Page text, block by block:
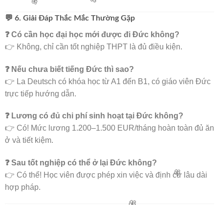
🌸
🌸
🌸
💬 6. Giải Đáp Thắc Mắc Thường Gặp
❓ Có cần học đại học mới được đi Đức không?
👉 Không, chỉ cần tốt nghiệp THPT là đủ điều kiện.
❓ Nếu chưa biết tiếng Đức thì sao?
👉 La Deutsch có khóa học từ A1 đến B1, có giáo viên Đức
trực tiếp hướng dẫn.
❓ Lương có đủ chi phí sinh hoạt tại Đức không?
👉 Có! Mức lương 1.200–1.500 EUR/tháng hoàn toàn đủ ăn
ở và tiết kiệm.
❓ Sau tốt nghiệp có thể ở lại Đức không?
👉 Có thể! Học viên được phép xin việc và định cư lâu dài
hợp pháp.